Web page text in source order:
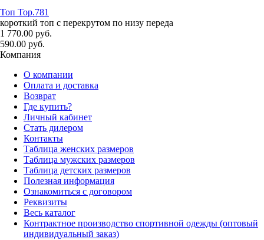
Топ Top.781
короткий топ с перекрутом по низу переда
1 770.00 руб.
590.00 руб.
Компания
О компании
Оплата и доставка
Возврат
Где купить?
Личный кабинет
Стать дилером
Контакты
Таблица женских размеров
Таблица мужских размеров
Таблица детских размеров
Полезная информация
Ознакомиться с договором
Реквизиты
Весь каталог
Контрактное производство спортивной одежды (оптовый
индивидуальный заказ)